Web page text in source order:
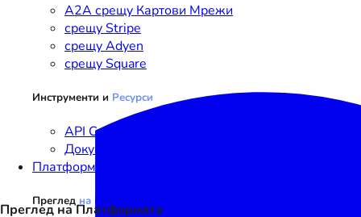
A2A срещу Картови Мрежи
срещу Stripe
срещу Adyen
срещу Square
Инструменти и Ресурси
API Справка
Документация
Платформа
Прегледна Платформата
Преглед на Платформата